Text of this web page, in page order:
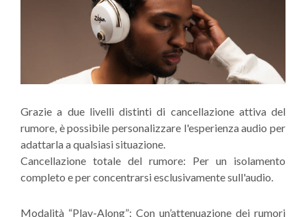
Grazie a due livelli distinti di cancellazione attiva del
rumore, è possibile personalizzare l'esperienza audio per
adattarla a qualsiasi situazione.
Cancellazione totale del rumore: Per un isolamento
completo e per concentrarsi esclusivamente sull'audio.
Modalità “Play-Along”: Con un’attenuazione dei rumori